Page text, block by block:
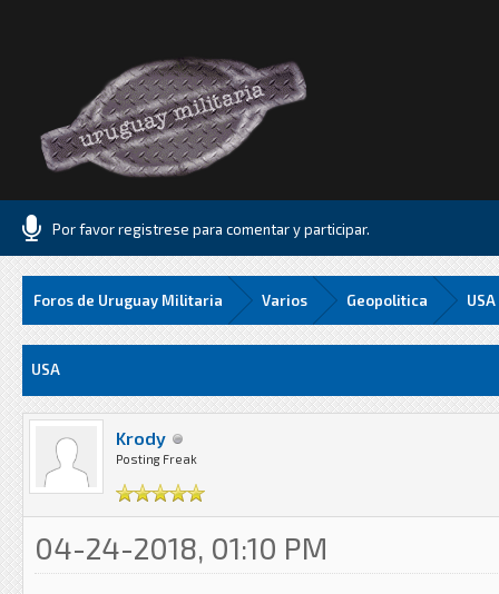
Por favor registrese para comentar y participar.
Foros de Uruguay Militaria Varios Geopolitica USA
USA
Krody
Posting Freak
04-24-2018, 01:10 PM